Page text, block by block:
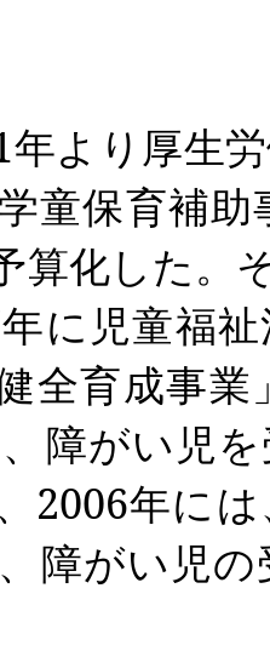
年より厚生
童保育補
算化した。
年に児童福
全育成事
障がい児
2006年に
障がい児